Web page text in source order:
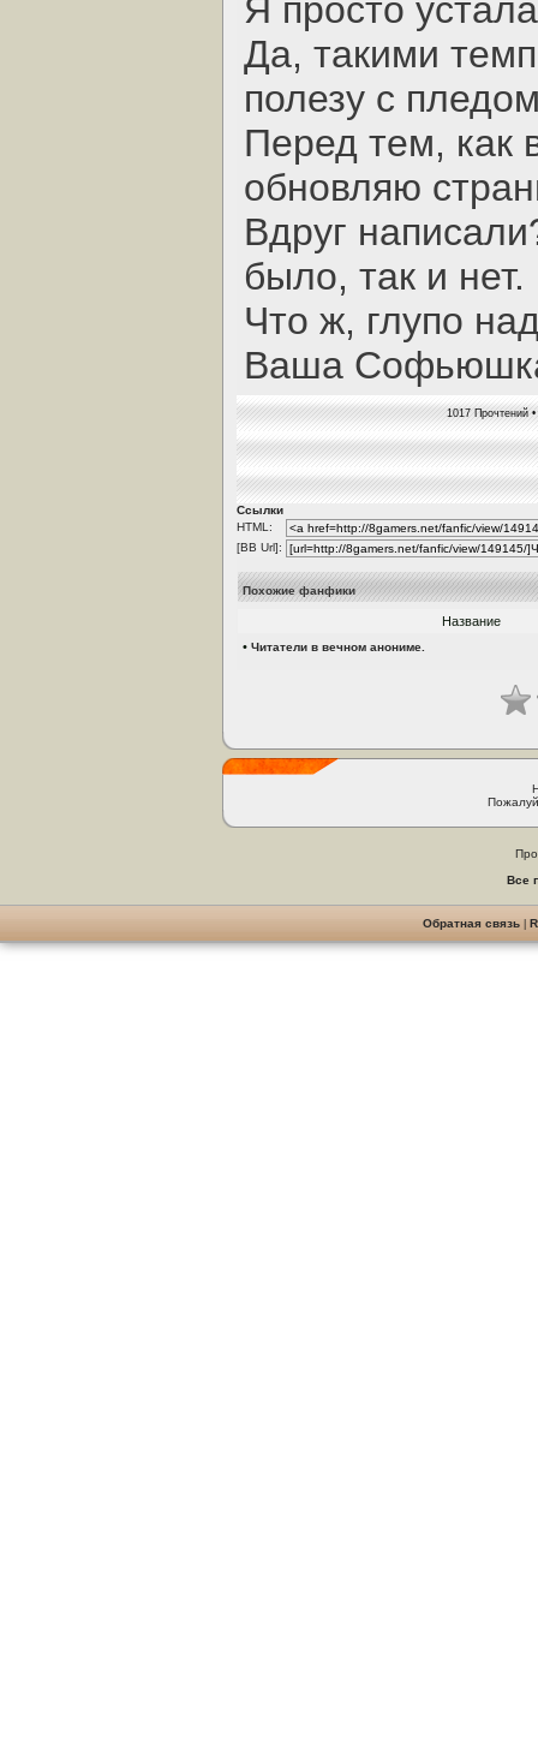
Я просто
Да, такими
полезу с
Перед тем, как
обновляю
Вдруг
было, так и нет.
Что ж, глупо
Ваша
1017 Прочтений
Ссылки
HTML:
[BB Url]:
Похожие фанфики
Название
• Читатели в вечном анониме.
Все
Обратная связь